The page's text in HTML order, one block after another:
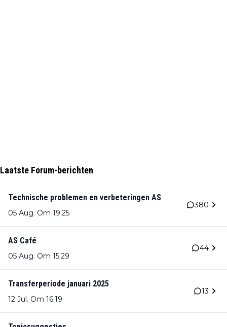
Laatste Forum-berichten
Technische problemen en verbeteringen AS
05 Aug. Om 19:25
380
AS Café
05 Aug. Om 15:29
44
Transferperiode januari 2025
12 Jul. Om 16:19
13